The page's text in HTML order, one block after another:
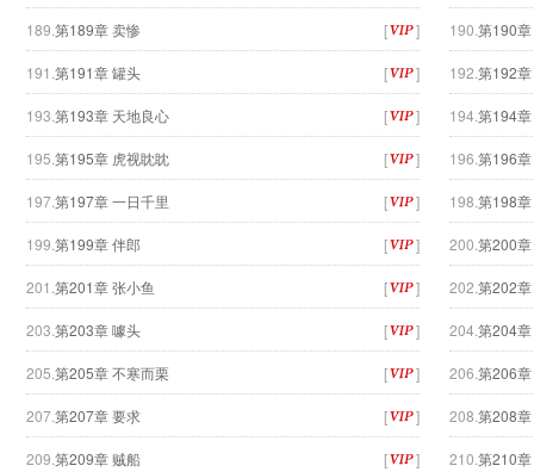
189. 第189章 卖惨 [ ] 190. 第190
191. 第191章 罐头 [ ] 192. 第192
193. 第193章 天地良心 [ ] 194. 第194
195. 第195章 虎视眈眈 [ ] 196. 第196
197.第197章 一日千里 [ ] 198. 第198
199. 第199章 伴郎 [ ] 200. 第200
201. 第201章 张小鱼 [ ] 202. 第202
203. 第203章 噱头 [ ] 204. 第204
205. 第205章 不寒而栗 [ ] 206. 第206
207.第207章 要求 [ ] 208. 第208
209. 第209章 贼船 [ ] 210. 第210